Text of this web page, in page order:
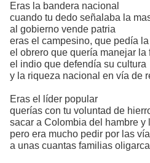
Eras la bandera nacional
cuando tu dedo señalaba la
al gobierno vende patria
eras el campesino, que pedía la
el obrero que quería manejar la
el indio que defendía su cultura
y la riqueza nacional en vía de
Eras el líder popular
querías con tu voluntad de
sacar a Colombia del hambre y
pero era mucho pedir por las
a unas cuantas familias